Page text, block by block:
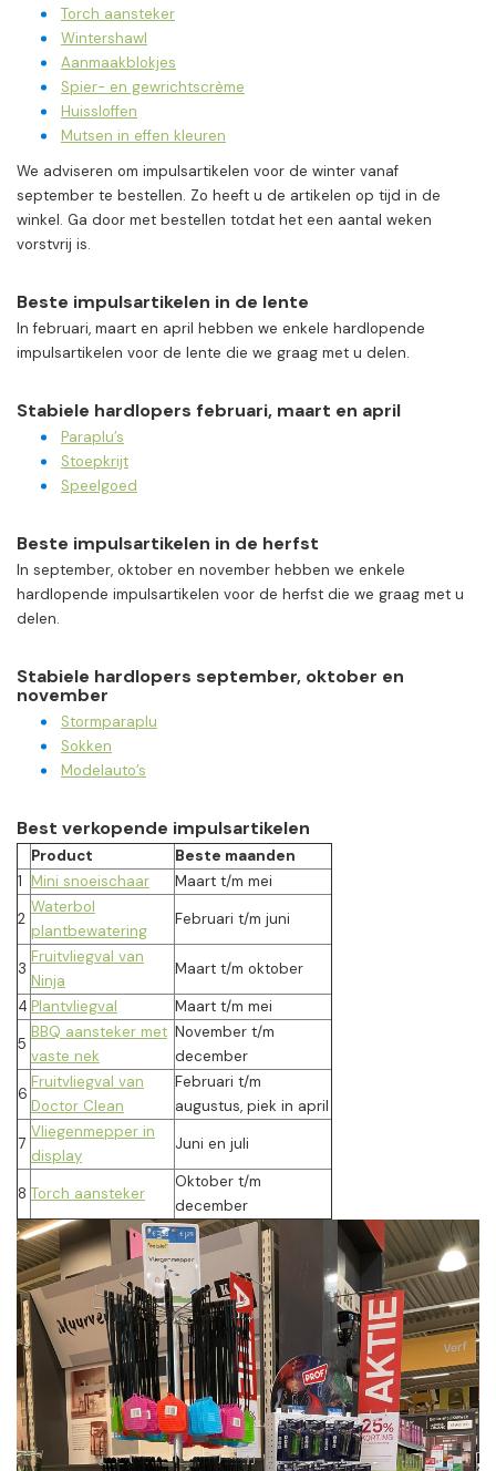
Torch aansteker
Wintershawl
Aanmaakblokjes
Spier- en gewrichtscrème
Huissloffen
Mutsen in effen kleuren
We adviseren om impulsartikelen voor de winter vanaf
september te bestellen. Zo heeft u de artikelen op tijd in de
winkel. Ga door met bestellen totdat het een aantal weken
vorstvrij is.
Beste impulsartikelen in de lente
In februari, maart en april hebben we enkele hardlopende
impulsartikelen voor de lente die we graag met u delen.
Stabiele hardlopers februari, maart en april
Paraplu’s
Stoepkrijt
Speelgoed
Beste impulsartikelen in de herfst
In september, oktober en november hebben we enkele
hardlopende impulsartikelen voor de herfst die we graag met u
delen.
Stabiele hardlopers september, oktober en
november
Stormparaplu
Sokken
Modelauto’s
Best verkopende impulsartikelen
Product
Beste maanden
1 Mini snoeischaar
Maart t/m mei
2
Waterbol
plantbewatering
Februari t/m juni
3
Fruitvliegval van
Ninja
Maart t/m oktober
4 Plantvliegval
Maart t/m mei
5
BBQ aansteker met
vaste nek
November t/m
december
6
Fruitvliegval van
Doctor Clean
Februari t/m
augustus, piek in april
7
Vliegenmepper in
display
Juni en juli
8 Torch aansteker
Oktober t/m
december